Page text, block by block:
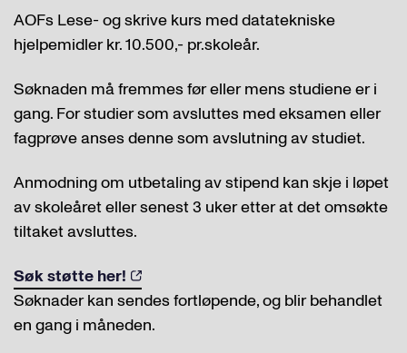
AOFs Lese- og skrive kurs med datatekniske
hjelpemidler kr. 10.500,- pr.skoleår.
Søknaden må fremmes før eller mens studiene er i
gang. For studier som avsluttes med eksamen eller
fagprøve anses denne som avslutning av studiet.
Anmodning om utbetaling av stipend kan skje i løpet
av skoleåret eller senest 3 uker etter at det omsøkte
tiltaket avsluttes.
Søk støtte her!
Søknader kan sendes fortløpende, og blir behandlet
en gang i måneden.